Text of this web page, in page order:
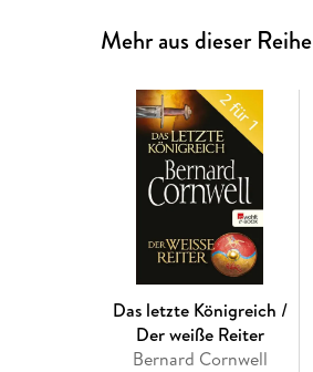
Mehr aus dieser Reihe
Das letzte Königreich /
Der weiße Reiter
Bernard Cornwell